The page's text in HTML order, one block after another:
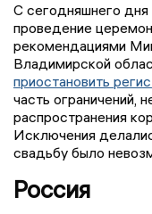
С сегодняшнего
проведение
рекомендациями
Владимирской
приостановить
часть ограничений,
распространения
Исключения
свадьбу было
Россия